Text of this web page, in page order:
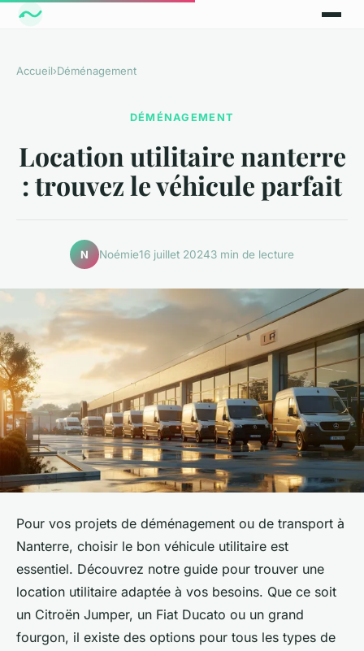
Accueil›Déménagement
DÉMÉNAGEMENT
Location utilitaire nanterre
: trouvez le véhicule parfait
N Noémie16 juillet 20243 min de lecture
Pour vos projets de déménagement ou de transport à
Nanterre, choisir le bon véhicule utilitaire est
essentiel. Découvrez notre guide pour trouver une
location utilitaire adaptée à vos besoins. Que ce soit
un Citroën Jumper, un Fiat Ducato ou un grand
fourgon, il existe des options pour tous les types de